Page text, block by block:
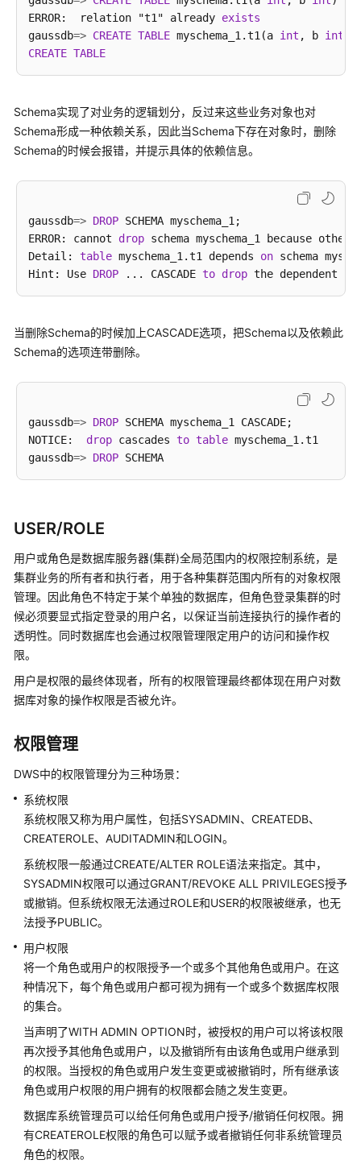
SDK
参
考
景
示
误
码
参
见
问
问
题
汇
总
产
品
咨
询
数
接
据
迁
移
数
据
库
使
用
集
管
理
账
户
权
限
数
据
库
ERROR:  relation "t1" already exists
gaussdb=> CREATE TABLE myschema_1.t1(a int , b int
CREATE TABLE
Schema实现了对业务的逻辑划分，反过来这些业务对象也对
Schema形成一种依赖关系，因此当Schema下存在对象时，删除
Schema的时候会报错，并提示具体的依赖信息。
gaussdb=> DROP SCHEMA myschema_1;
ERROR: cannot drop schema myschema_1 because
Detail: table myschema_1.t1 depends on schema
Hint: Use DROP ... CASCADE to drop
当删除Schema的时候加上CASCADE选项，把Schema以及依赖此
Schema的选项连带删除。
gaussdb=> DROP SCHEMA myschema_1 CASCADE;
NOTICE: drop cascades to table myschema_1.t1
gaussdb=> DROP
USER/ROLE
用户或角色是数据库服务器(集群)全局范围内的权限控制系统，是
集群业务的所有者和执行者，用于各种集群范围内所有的对象权限
管理。因此角色不特定于某个单独的数据库，但角色登录集群的时
候必须要显式指定登录的用户名，以保证当前连接执行的操作者的
透明性。同时数据库也会通过权限管理限定用户的访问和操作权
限。
用户是权限的最终体现者，所有的权限管理最终都体现在用户对数
据库对象的操作权限是否被允许。
权限管理
DWS中的权限管理分为三种场景：
系统权限
系统权限又称为用户属性，包括SYSADMIN、CREATEDB、
CREATEROLE、AUDITADMIN和LOGIN。
系统权限一般通过CREATE/ALTER ROLE语法来指定。其中，
SYSADMIN权限可以通过GRANT/REVOKE ALL PRIVILEGES授予
或撤销。但系统权限无法通过ROLE和USER的权限被继承，也无
法授予PUBLIC。
用户权限
将一个角色或用户的权限授予一个或多个其他角色或用户。在这
种情况下，每个角色或用户都可视为拥有一个或多个数据库权限
的集合。
当声明了WITH ADMIN OPTION时，被授权的用户可以将该权限
再次授予其他角色或用户，以及撤销所有由该角色或用户继承到
的权限。当授权的角色或用户发生变更或被撤销时，所有继承该
角色或用户权限的用户拥有的权限都会随之发生变更。
数据库系统管理员可以给任何角色或用户授予/撤销任何权限。拥
有CREATEROLE权限的角色可以赋予或者撤销任何非系统管理员
角色的权限。